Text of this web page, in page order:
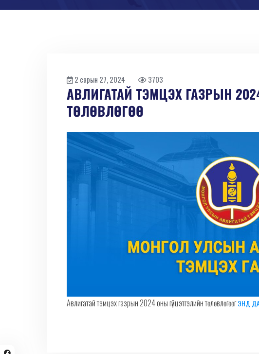
2 сарын 27, 2024 3703
АВЛИГАТАЙ ТЭМЦЭХ ГАЗРЫН
ТӨЛӨВЛӨГӨӨ
Авлигатай тэмцэх газрын 2024 оны гүйцэтгэлийн төлөвлөгөөгЭНД